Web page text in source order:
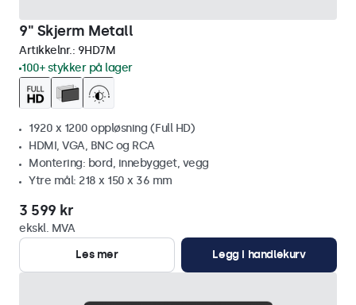
9" Skjerm Metall
Artikkelnr.: 9HD7M
100+ stykker på lager
1920 x 1200 oppløsning (Full HD)
HDMI, VGA, BNC og RCA
Montering: bord, innebygget, vegg
Ytre mål: 218 x 150 x 36 mm
3 599 kr
ekskl. MVA
Les mer
Legg i handlekurv